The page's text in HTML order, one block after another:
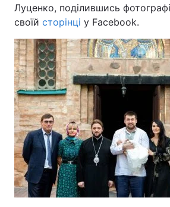
Луценко, поділившись
своїй сторінці у Facebook.